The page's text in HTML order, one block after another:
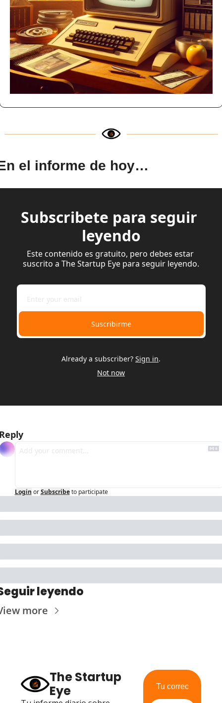
el informe de hoy…
Subscribete para seguir
leyendo
Este contenido es gratuito, pero debes estar
suscrito a The Startup Eye para seguir leyendo.
Suscribirme
Already a subscriber? Sign in.
Not now
Login or Subscribe to participate
leyendo
more
The Startup
Eye